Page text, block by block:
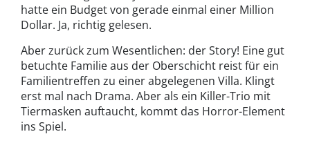
hatte ein Budget von gerade einmal einer Million
Dollar. Ja, richtig gelesen.
Aber zurück zum Wesentlichen: der Story! Eine gut
betuchte Familie aus der Oberschicht reist für ein
Familientreffen zu einer abgelegenen Villa. Klingt
erst mal nach Drama. Aber als ein Killer-Trio mit
Tiermasken auftaucht, kommt das Horror-Element
ins Spiel.